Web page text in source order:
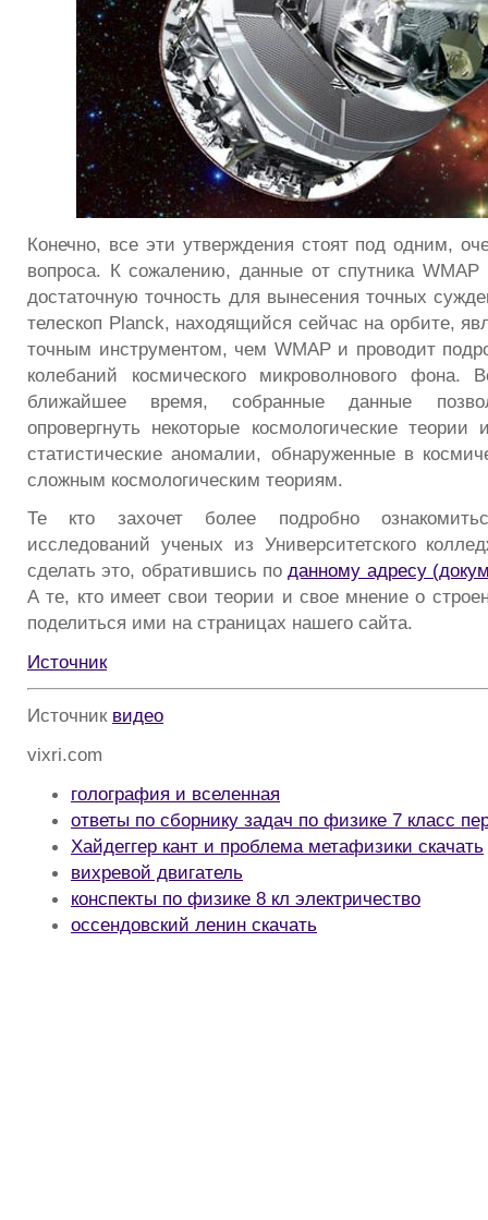
Конечно, все эти утверждения стоят под одним,
вопроса. К сожалению, данные от спутника WMAP
достаточную точность для вынесения точных
телескоп Planck, находящийся сейчас на орбите,
точным инструментом, чем WMAP и проводит
колебаний космического микроволнового фона.
ближайшее время, собранные данные
опровергнуть некоторые космологические
статистические аномалии, обнаруженные в
сложным космологическим теориям.
Те кто захочет более подробно
исследований ученых из Университетского
сделать это, обратившись поданному адресу
А те, кто имеет свои теории и свое мнение о
поделиться ими на страницах нашего сайта.
Источник
Источник видео
vixri.com
голография и вселенная
ответы по сборнику задач по физике 7 класс
Хайдеггер кант и проблема метафизики скачать
вихревой двигатель
конспекты по физике 8 кл электричество
оссендовский ленин скачать